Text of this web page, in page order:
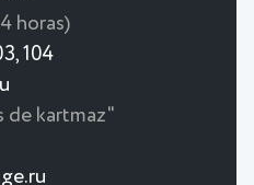
horas)
104
de kartmaz"